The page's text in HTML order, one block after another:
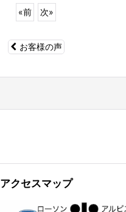
«前 次»
お客様の声
アクセスマップ